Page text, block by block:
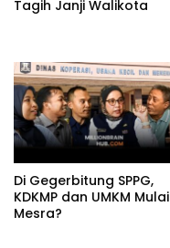
Tagih Janji Walikota
Di Gegerbitung SPPG,
KDKMP dan UMKM Mulai
Mesra?